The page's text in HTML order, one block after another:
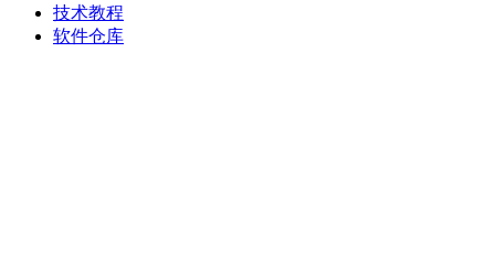
技术教程
软件仓库